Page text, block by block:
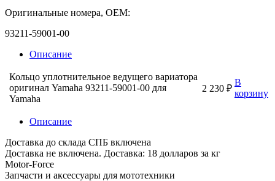
Оригинальные номера, OEM:
93211-59001-00
Описание
Кольцо уплотнительное ведущего вариатора
оригинал Yamaha 93211-59001-00 для
Yamaha
2 230 ₽
В
корзину
Описание
Доставка до склада СПБ включена
Доставка не включена. Доставка: 18 долларов за кг
Motor-Force
Запчасти и аксессуары для мототехники